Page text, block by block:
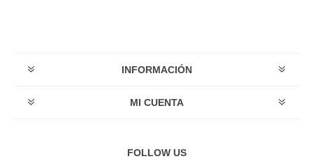
INFORMACIÓN
MI CUENTA
FOLLOW US